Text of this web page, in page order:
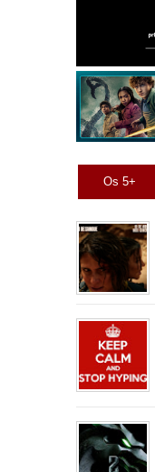
Os 5+